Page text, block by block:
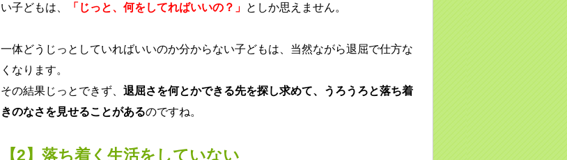
い子どもは、
「じっと、何をしてればいいの？」 としか思えません。
一体どうじっとしていればいいのか分からない子どもは、当然ながら退屈で仕方な
くなります。
その結果じっとできず、 退屈さを何とかできる先を探し求めて、うろうろと落ち着
きのなさを見せることがあるのですね。
【2】落ち着く生活をしていない